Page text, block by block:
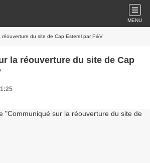
MENU
réouverture du site de Cap Esterel par P&V
la réouverture du site de Cap